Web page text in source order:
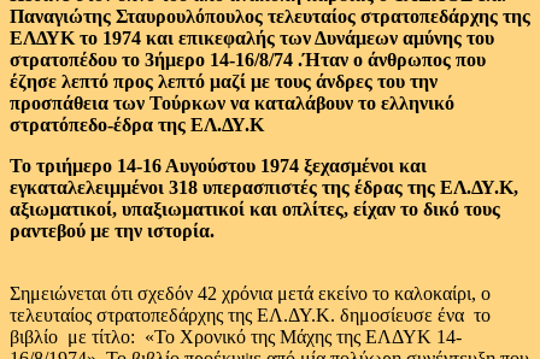
Παναγιώτης Σταυρουλόπουλος τελευταίος στρατοπεδάρχης της
ΕΛΔΥΚ το 1974 και επικεφαλής των Δυνάμεων αμύνης του
στρατοπέδου το 3ήμερο 14-16/8/74 .Ήταν ο άνθρωπος που
έζησε λεπτό προς λεπτό μαζί με τους άνδρες του την
προσπάθεια των Τούρκων να καταλάβουν το ελληνικό
στρατόπεδο-έδρα της ΕΛ.ΔΥ.Κ
Το τριήμερο 14-16 Αυγούστου 1974 ξεχασμένοι και
εγκαταλελειμμένοι 318 υπερασπιστές της έδρας της ΕΛ.ΔΥ.Κ,
αξιωματικοί, υπαξιωματικοί και οπλίτες, είχαν το δικό τους
ραντεβού με την ιστορία.
Σημειώνεται ότι σχεδόν 42 χρόνια μετά εκείνο το καλοκαίρι, ο
τελευταίος στρατοπεδάρχης της ΕΛ.ΔΥ.Κ. δημοσίευσε ένα το
βιβλίο με τίτλο: «Το Χρονικό της Μάχης της ΕΛΔΥΚ 14-